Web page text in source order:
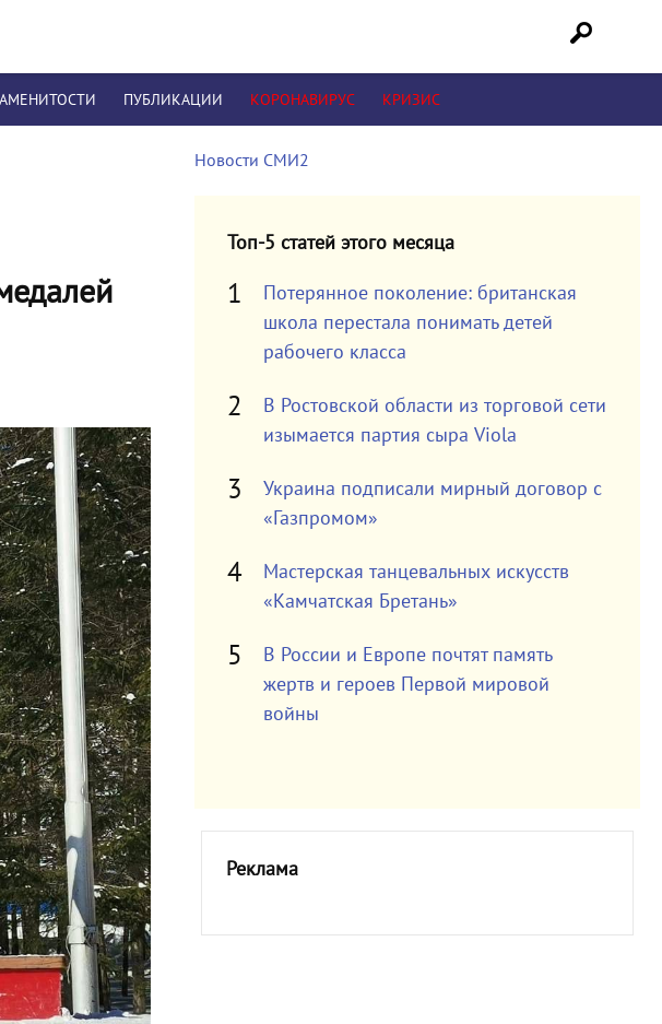
ПУБЛИКАЦИИ КОРОНАВИРУС КРИЗИС
Новости СМИ2
Топ-5 статей этого месяца
Потерянное поколение: британская
школа перестала понимать детей
рабочего класса
В Ростовской области из торговой сети
изымается партия сыра Viola
Украина подписали мирный договор с
«Газпромом»
Мастерская танцевальных искусств
«Камчатская Бретань»
В России и Европе почтят память
жертв и героев Первой мировой
войны
Реклама